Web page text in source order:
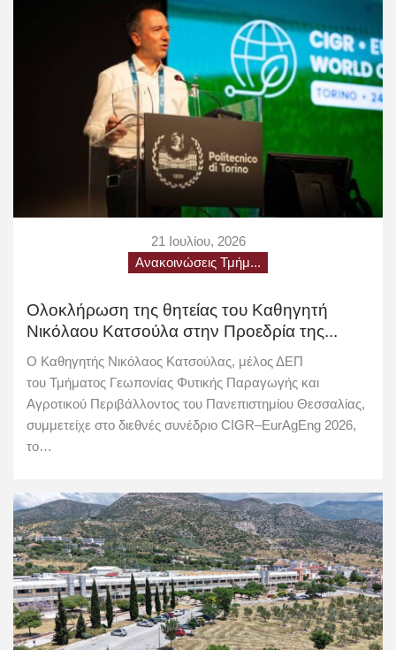
21 Ιουλίου, 2026
Ανακοινώσεις Τμήμ...
Ολοκλήρωση της θητείας του Καθηγητή
Νικόλαου Κατσούλα στην Προεδρία της...
Ο Καθηγητής Νικόλαος Κατσούλας, μέλος ΔΕΠ
του Τμήματος Γεωπονίας Φυτικής Παραγωγής και
Αγροτικού Περιβάλλοντος του Πανεπιστημίου Θεσσαλίας,
συμμετείχε στο διεθνές συνέδριο CIGR–EurAgEng 2026,
το…